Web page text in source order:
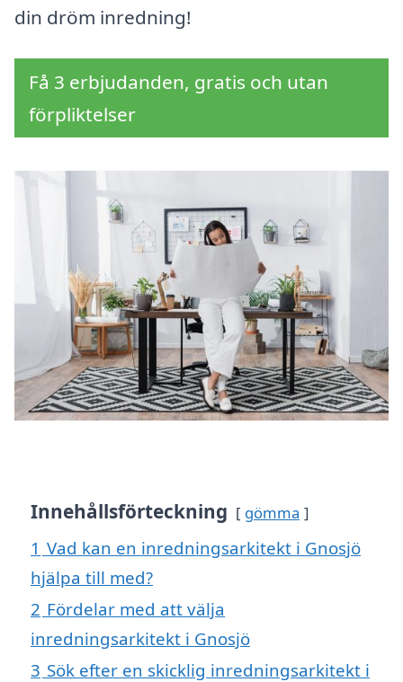
din dröm inredning!
Få 3 erbjudanden, gratis och utan
förpliktelser
Innehållsförteckning gömma
1 Vad kan en inredningsarkitekt i Gnosjö
hjälpa till med?
2 Fördelar med att välja
inredningsarkitekt i Gnosjö
3 Sök efter en skicklig inredningsarkitekt i